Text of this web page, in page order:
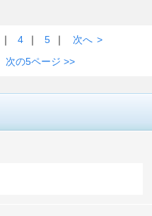
｜ 4 ｜ 5 ｜ 次へ >
次の5ページ >>